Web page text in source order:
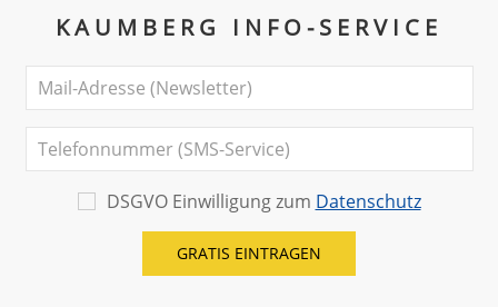
KAUMBERG INFO-SERVICE
DSGVO Einwilligung zum Datenschutz